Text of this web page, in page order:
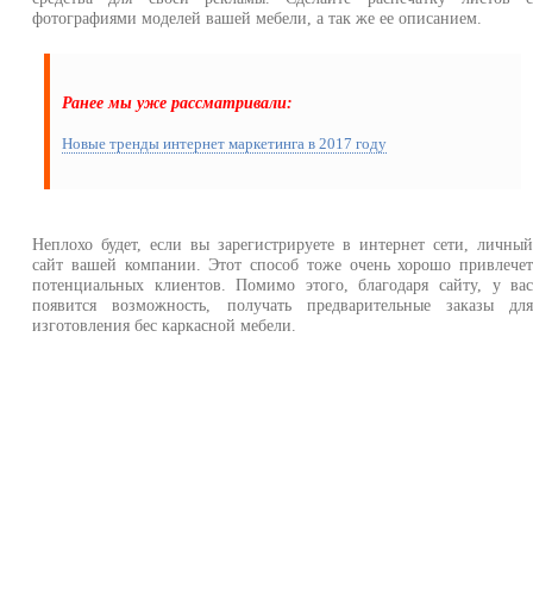
фотографиями моделей вашей мебели, а так же ее описанием.
Ранее мы уже рассматривали:
Новые тренды интернет маркетинга в 2017 году
Неплохо будет, если вы зарегистрируете в интернет сети, личный
сайт вашей компании. Этот способ тоже очень хорошо привлечет
потенциальных клиентов. Помимо этого, благодаря сайту, у вас
появится возможность, получать предварительные заказы для
изготовления бес каркасной мебели.